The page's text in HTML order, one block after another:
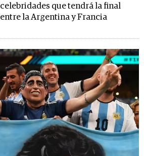
celebridades que tendrá la final
entre la Argentina y Francia